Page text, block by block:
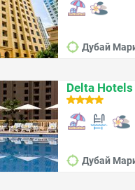
Дубай
Delta
Дубай